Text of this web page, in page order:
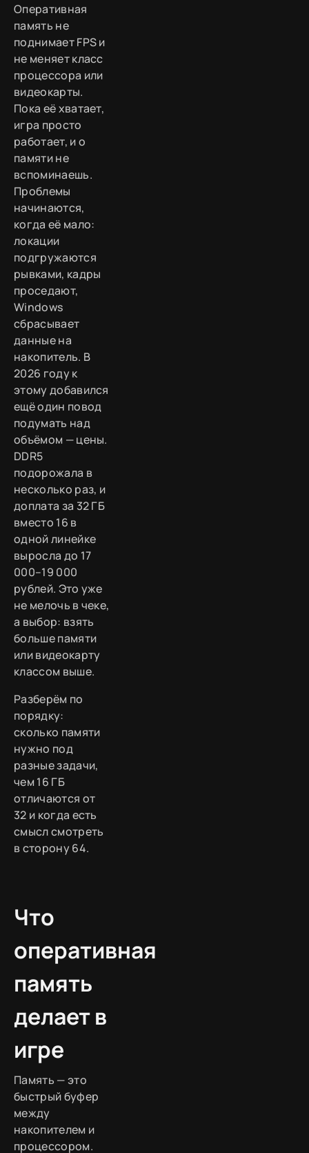
Оперативная
память не
поднимает FPS и
не меняет класс
процессора или
видеокарты.
Пока её хватает,
игра просто
работает, и о
памяти не
вспоминаешь.
Проблемы
начинаются,
когда её мало:
локации
подгружаются
рывками, кадры
проседают,
Windows
сбрасывает
данные на
накопитель. В
2026 году к
этому добавился
ещё один повод
подумать над
объёмом — цены.
DDR5
подорожала в
несколько раз, и
доплата за 32 ГБ
вместо 16 в
одной линейке
выросла до 17
000–19 000
рублей. Это уже
не мелочь в чеке,
а выбор: взять
больше памяти
или видеокарту
классом выше.
Разберём по
порядку:
сколько памяти
нужно под
разные задачи,
чем 16 ГБ
отличаются от
32 и когда есть
смысл смотреть
в сторону 64.
Что
оперативная
память
делает в
игре
Память — это
быстрый буфер
между
накопителем и
процессором.